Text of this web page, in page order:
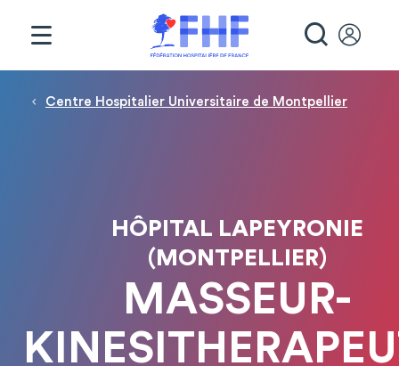
Fil d'Ariane
Centre Hospitalier Universitaire de Montpellier
HÔPITAL LAPEYRONIE
(MONTPELLIER)
MASSEUR-
Panneau de gestion des cookies